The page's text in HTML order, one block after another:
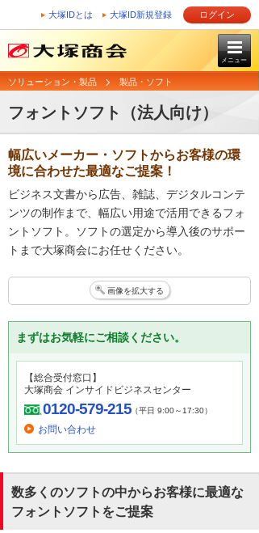
大塚IDとは 大塚ID新規登録 ログイン
メニュー
ソリューション・製品 製品・ソフト
フォントソフト（法人向け）
幅広いメーカー・ソフトからお客様の環
境に合わせた最適なご提案！
ビジネス文書から広告、雑誌、デジタルコンテ
ンツの制作まで、幅広い用途で活用できるフォ
ントソフト。ソフトの選定から導入後のサポー
トまで大塚商会にお任せください。
画像を拡大する
まずはお気軽にご相談ください。
【総合受付窓口】
大塚商会 インサイドビジネスセンター
0120-579-215（平日 9:00～17:30）
お問い合わせ
数多くのソフトの中からお客様に最適な
フォントソフトをご提案